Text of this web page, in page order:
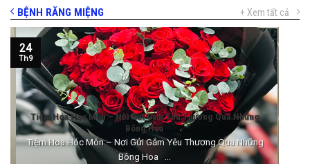
BỆNH RĂNG MIỆNG + Xem tất cả
Tiệm Hoa Hóc Môn – Nơi Gửi Gắm Yêu Thương Qua Những
Bông Hoa
Tiệm Hoa Hóc Môn – Nơi Gửi Gắm Yêu Thương Qua Những
Bông Hoa ...
24
Th9